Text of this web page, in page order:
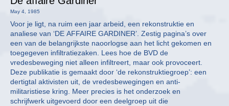
May 4, 1985
Voor je ligt, na ruim een jaar arbeid, een rekonstruktie en
analiese van ‘DE AFFAIRE GARDINER’. Zestig pagina’s over
een van de belangrijkste naoorlogse aan het licht gekomen en
toegegeven infiltratiezaken. Lees hoe de BVD de
vredesbeweging niet alleen infiltreert, maar ook provoceert.
Deze publikatie is gemaakt door ‘de rekonstruktiegroep’: een
dertigtal aktivisten uit, de vredesbewegingen en anti-
militaristiese kring. Meer precies is het onderzoek en
schrijfwerk uitgevoerd door een deelgroep uit die